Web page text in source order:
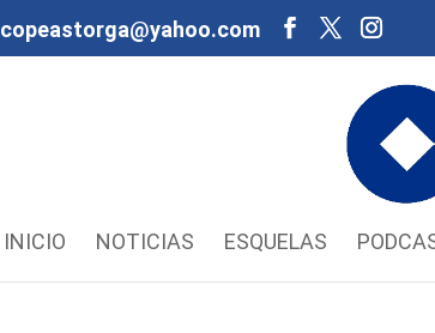
copeastorga@yahoo.com
INICIO NOTICIAS ESQUELAS